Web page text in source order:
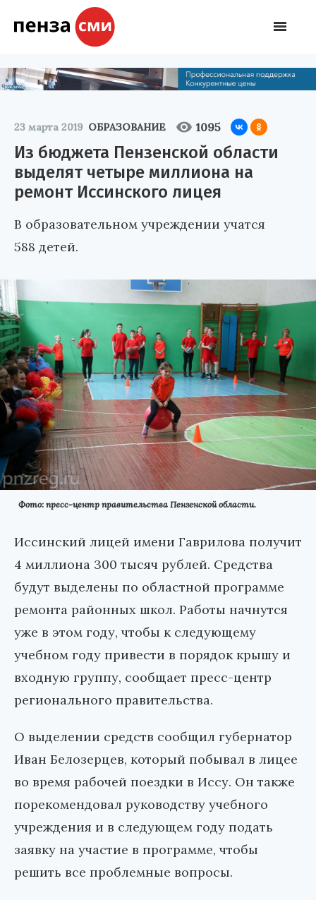
23 марта 2019 ОБРАЗОВАНИЕ 1095
Из бюджета Пензенской области
выделят четыре миллиона на
ремонт Иссинского лицея
В образовательном учреждении учатся
588 детей.
Фото: пресс-центр правительства Пензенской области.
Иссинский лицей имени Гаврилова получит
4 миллиона 300 тысяч рублей. Средства
будут выделены по областной программе
ремонта районных школ. Работы начнутся
уже в этом году, чтобы к следующему
учебном году привести в порядок крышу и
входную группу, сообщает пресс-центр
регионального правительства.
О выделении средств сообщил губернатор
Иван Белозерцев, который побывал в лицее
во время рабочей поездки в Иссу. Он также
порекомендовал руководству учебного
учреждения и в следующем году подать
заявку на участие в программе, чтобы
решить все проблемные вопросы.